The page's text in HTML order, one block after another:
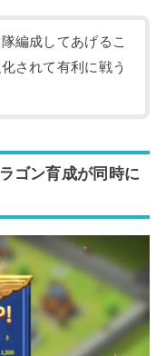
編成してあげるこ
されて有利に戦う
ゴン育成が同時に